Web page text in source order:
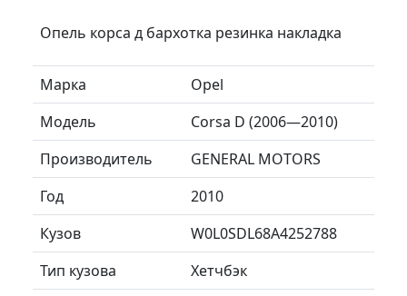
Опель корса д бархотка резинка накладка
Марка
Opel
Модель
Corsa D (2006—2010)
Производитель
GENERAL MOTORS
Год
2010
Кузов
W0L0SDL68A4252788
Тип кузова
Хетчбэк